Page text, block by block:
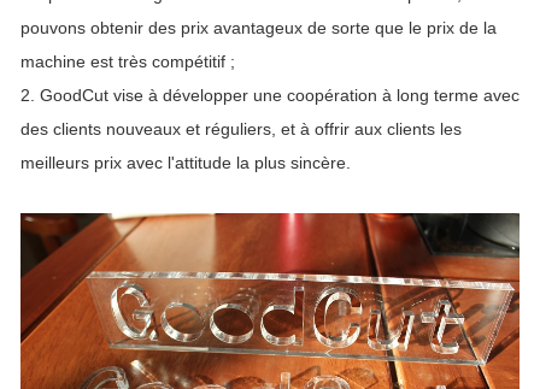
pouvons obtenir des prix avantageux de sorte que le prix de la
machine est très compétitif ;
2. GoodCut vise à développer une coopération à long terme avec
des clients nouveaux et réguliers, et à offrir aux clients les
meilleurs prix avec l'attitude la plus sincère.